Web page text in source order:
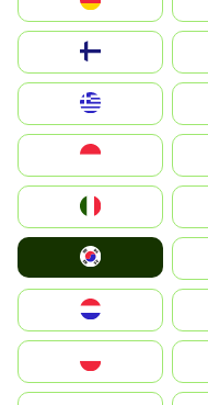
United Kingdom
Magyarország
South Korea